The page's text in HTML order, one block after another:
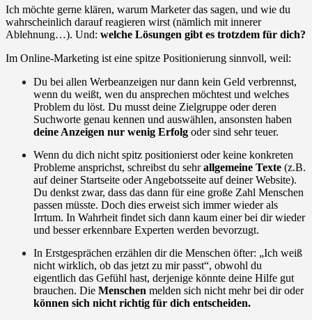
Ich möchte gerne klären, warum Marketer das sagen, und wie du
wahrscheinlich darauf reagieren wirst (nämlich mit innerer
Ablehnung…). Und: welche Lösungen gibt es trotzdem für dich?
Im Online-Marketing ist eine spitze Positionierung sinnvoll, weil:
Du bei allen Werbeanzeigen nur dann kein Geld verbrennst,
wenn du weißt, wen du ansprechen möchtest und welches
Problem du löst. Du musst deine Zielgruppe oder deren
Suchworte genau kennen und auswählen, ansonsten haben
deine Anzeigen nur wenig Erfolg oder sind sehr teuer.
Wenn du dich nicht spitz positionierst oder keine konkreten
Probleme ansprichst, schreibst du sehrallgemeine Texte (z.B.
auf deiner Startseite oder Angebotsseite auf deiner Website).
Du denkst zwar, dass das dann für eine große Zahl Menschen
passen müsste. Doch dies erweist sich immer wieder als
Irrtum. In Wahrheit findet sich dann kaum einer bei dir wieder
und besser erkennbare Experten werden bevorzugt.
In Erstgesprächen erzählen dir die Menschen öfter: „Ich weiß
nicht wirklich, ob das jetzt zu mir passt“, obwohl du
eigentlich das Gefühl hast, derjenige könnte deine Hilfe gut
brauchen. Die Menschen melden sich nicht mehr bei dir oder
können sich nicht richtig für dich entscheiden.